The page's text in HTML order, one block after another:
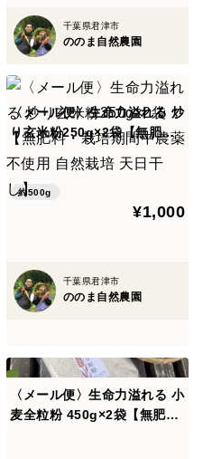
千葉県君津市
ののま自然農園
〈メール便〉生命力溢れる 炒
り玄米粉250g×2袋【無肥
然栽培 天日干し】
約500g
¥1,000
千葉県君津市
ののま自然農園
〈メール便〉生命力溢れる 小
麦全粒粉 450g×2袋【無肥